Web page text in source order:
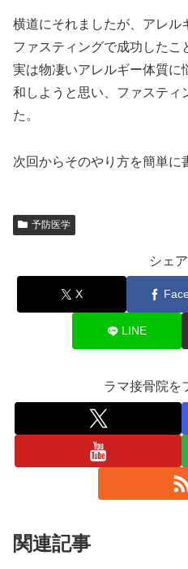
横道にそれましたが、アレル
ファスティングで成功したこ
実は物凄いアレルギー体質に
和しようと思い、ファスティ
た。
次回からそのやり方を簡単に
予防医学
シェ
X
LINE
ラマ接骨院を
関連記事